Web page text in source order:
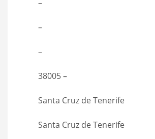
–
–
–
38005 –
Santa Cruz de Tenerife
Santa Cruz de Tenerife